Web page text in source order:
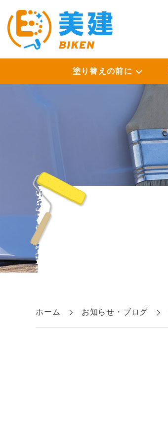
塗り替えの前に
ホーム お知らせ・ブログ